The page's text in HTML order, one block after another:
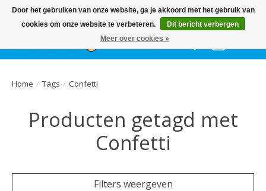
HetGEHELE jaar, grote collectie feestkleding & accessoires |
Ballonnen | Schmink | Bedrukking | Altijd gratis parkeren
Verlanglijst
Home / Tags / Confetti
Producten getagd met
Confetti
Filters weergeven
Door het gebruiken van onze website, ga je akkoord met het gebruik van
cookies om onze website te verbeteren.
Dit bericht verbergen
Meer over cookies »